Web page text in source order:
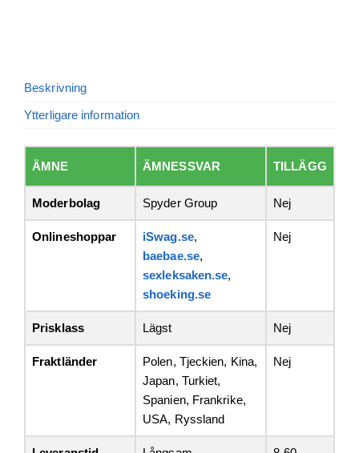
Beskrivning
Ytterligare information
ÄMNE ÄMNESSVAR TILLÄGG
Moderbolag Spyder Group Nej
Onlineshoppar iSwag.se,
baebae.se,
sexleksaken.se,
shoeking.se
Nej
Prisklass Lägst Nej
Fraktländer
Polen, Tjeckien, Kina,
Japan, Turkiet,
Spanien, Frankrike,
USA, Ryssland
Nej